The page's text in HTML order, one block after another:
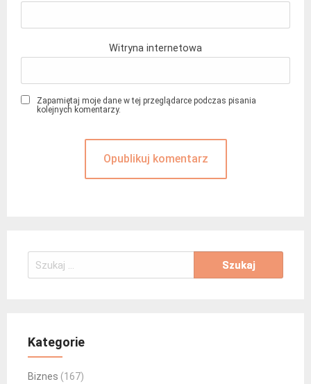
Witryna internetowa
Zapamiętaj moje dane w tej przeglądarce podczas pisania
kolejnych komentarzy.
Szukaj:
Kategorie
Biznes (167)